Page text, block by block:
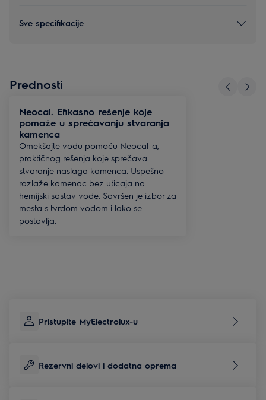
Sve specifikacije
Prednosti
Neocal. Efikasno rešenje koje
pomaže u sprečavanju stvaranja
kamenca
Omekšajte vodu pomoću Neocal-a,
praktičnog rešenja koje sprečava
stvaranje naslaga kamenca. Uspešno
razlaže kamenac bez uticaja na
hemijski sastav vode. Savršen je izbor za
mesta s tvrdom vodom i lako se
postavlja.
Pristupite MyElectrolux-u
Rezervni delovi i dodatna oprema